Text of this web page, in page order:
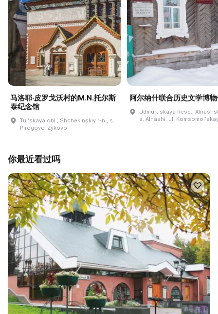
马洛耶·皮罗戈沃村的M.N.托尔斯
泰纪念馆
Tulʹskaya obl., Shchekinskiy r-n., s.
Pirogovo-Zykovo
阿尔纳什联合历史文学博
Udmurt·skaya Resp.,
s. Alnashi, ul.
你最近看过吗